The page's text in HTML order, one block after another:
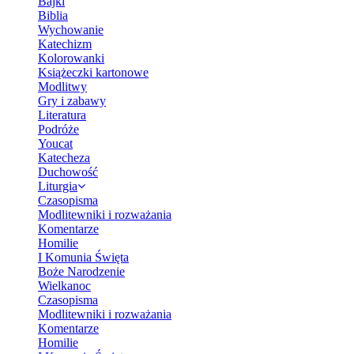
Biblia
Wychowanie
Katechizm
Kolorowanki
Książeczki kartonowe
Modlitwy
Gry i zabawy
Literatura
Podróże
Youcat
Katecheza
Duchowość
Liturgia
Czasopisma
Modlitewniki i rozważania
Komentarze
Homilie
I Komunia Święta
Boże Narodzenie
Wielkanoc
Czasopisma
Modlitewniki i rozważania
Komentarze
Homilie